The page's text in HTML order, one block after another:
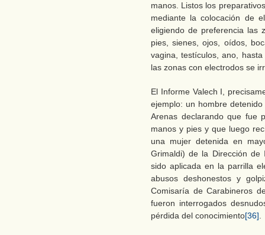
manos. Listos los
mediante la colocación de
eligiendo de preferencia las
pies, sienes, ojos, oídos,
vagina, testículos, ano,
las zonas con electrodos se
El Informe Valech I,
ejemplo: un hombre
Arenas declarando que fue
manos y pies y que luego
una mujer detenida en
Grimaldi) de la Dirección de
sido aplicada en la parrilla
abusos deshonestos y
Comisaría de Carabineros
fueron interrogados
pérdida del conocimiento[36]